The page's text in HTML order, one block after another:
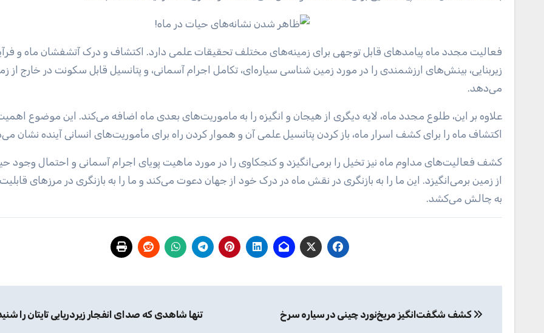
فعالیت مجدد ماه پیامدهای قابل توجهی برای زمینه‌های مختلف تحقیقات علمی دارد. اکتشاف و درک آتشفشان ماه و
زیربنایی، بینش‌های ارزشمندی را در مورد زمین شناسی سیاره‌ای، تکامل اجرام آسمانی، و پتانسیل قابل سکونت در خارج از
می‌دهد.
علاوه بر این، طلوع مجدد ماه، لایه دیگری از هیجان و انگیزه را به ماموریت‌های بعدی ماه اضافه می‌کند. این موضوع
اکتشاف ماه را برای کشف اسرار ماه، باز کردن پتانسیل علمی آن و هموار کردن راه برای مأموریت‌های انسانی آینده نشان
کشف فعالیت‌های مداوم ماه نیز تخیل را برمی‌انگیزد و کنجکاوی را در مورد ماهیت پویای اجرام آسمانی و احتمال وجود
از زمین برمی‌انگیزد. این ما را به بازنگری در نقش ماه در درک خود از جهان دعوت می‌کند و ما را به بازنگری در مرزهای
به چالش می‌کشد.
نوشتهکشف شگفت‌انگیز مریخ‌نورد چینی در سیاره سرخ تنها شاهدی که صدای انفجار زیردریایی تایتان را